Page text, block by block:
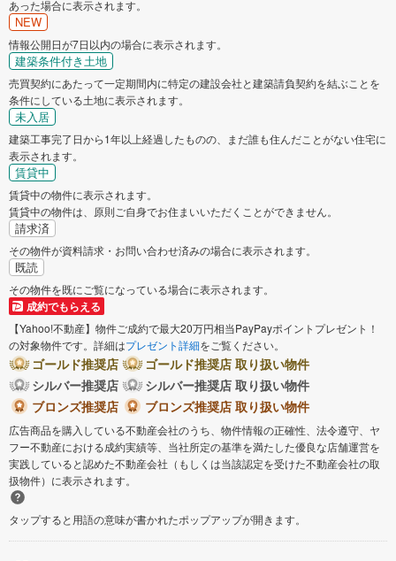
あった場合に表示されます。
NEW
情報公開日が7日以内の場合に表示されます。
建築条件付き土地
売買契約にあたって一定期間内に特定の建設会社と建築請負契約を結ぶことを
条件にしている土地に表示されます。
未入居
建築工事完了日から1年以上経過したものの、まだ誰も住んだことがない住宅に
表示されます。
賃貸中
賃貸中の物件に表示されます。
賃貸中の物件は、原則ご自身でお住まいいただくことができません。
請求済
その物件が資料請求・お問い合わせ済みの場合に表示されます。
既読
その物件を既にご覧になっている場合に表示されます。
成約でもらえる
【Yahoo!不動産】物件ご成約で最大20万円相当PayPayポイントプレゼント！
の対象物件です。詳細はプレゼント詳細をご覧ください。
ゴールド推奨店
ゴールド推奨店 取り扱い物件
シルバー推奨店
シルバー推奨店 取り扱い物件
ブロンズ推奨店
ブロンズ推奨店 取り扱い物件
広告商品を購入している不動産会社のうち、物件情報の正確性、法令遵守、ヤ
フー不動産における成約実績等、当社所定の基準を満たした優良な店舗運営を
実践していると認めた不動産会社（もしくは当該認定を受けた不動産会社の取
扱物件）に表示されます。
タップすると用語の意味が書かれたポップアップが開きます。